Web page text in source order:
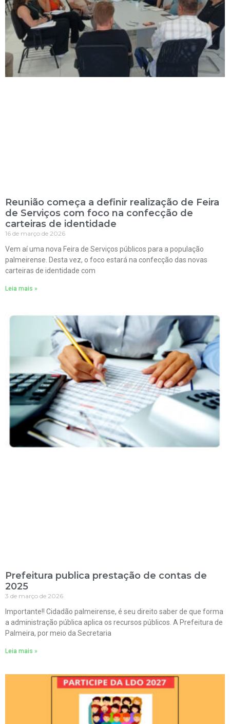
Reunião começa a definir realização de Feira
de Serviços com foco na confecção de
carteiras de identidade
16 de março de 2026
Vem aí uma nova Feira de Serviços públicos para a população
palmeirense. Desta vez, o foco estará na confecção das novas
carteiras de identidade com
Leia mais »
Prefeitura publica prestação de contas de
2025
3 de março de 2026
Importante!! Cidadão palmeirense, é seu direito saber de que forma
a administração pública aplica os recursos públicos. A Prefeitura de
Palmeira, por meio da Secretaria
Leia mais »